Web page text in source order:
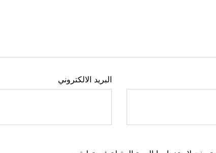
البريد الالكتروني